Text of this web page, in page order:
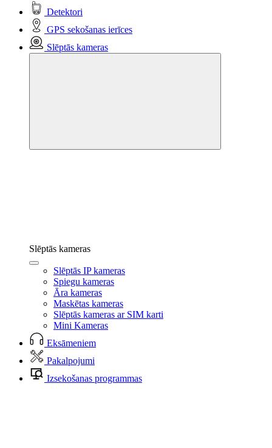
Detektori
GPS sekošanas ierīces
Slēptās kameras
Slēptās kameras
Slēptās IP kameras
Spiegu kameras
Āra kameras
Maskētas kameras
Slēptās kameras ar SIM karti
Mini Kameras
Eksāmeniem
Pakalpojumi
Izsekošanas programmas